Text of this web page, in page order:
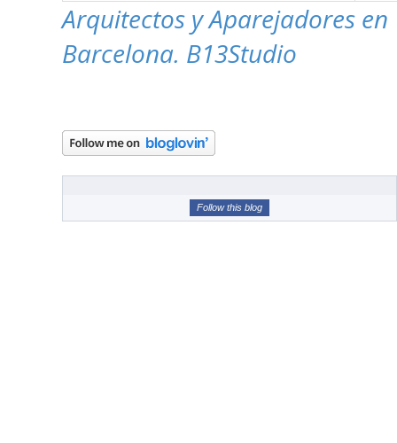
Arquitectos y Aparejadores en
Barcelona. B13Studio
Follow this blog